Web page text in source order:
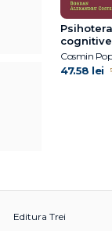
Cosmin
47.58 lei
Editura Trei